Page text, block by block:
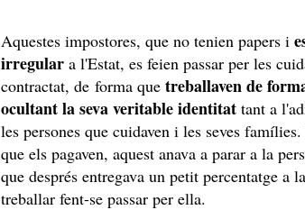
Aquestes impostores, que no tenien papers i
irregular a l'Estat, es feien passar per les
contractat, de forma quetreballaven de
ocultant la seva veritable identitat tant a
les persones que cuidaven i les seves
que els pagaven, aquest anava a parar a la
que després entregava un petit percentatge a
treballar fent-se passar per ella.